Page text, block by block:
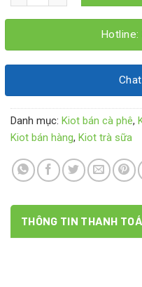
Danh mục: Kiot bán cà phê,
Kiot bán hàng, Kiot trà sữa
THÔNG TIN THANH